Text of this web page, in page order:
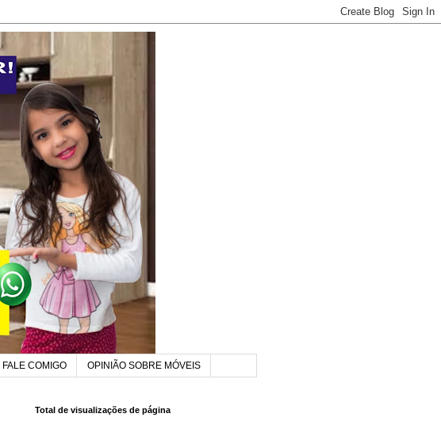
FALE COMIGO OPINIÃO SOBRE MÓVEIS
Total de visualizações de página